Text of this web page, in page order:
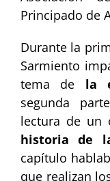
Principado de
Durante la
Sarmiento
tema de la
segunda
lectura de un
historia de
capítulo
que realizan